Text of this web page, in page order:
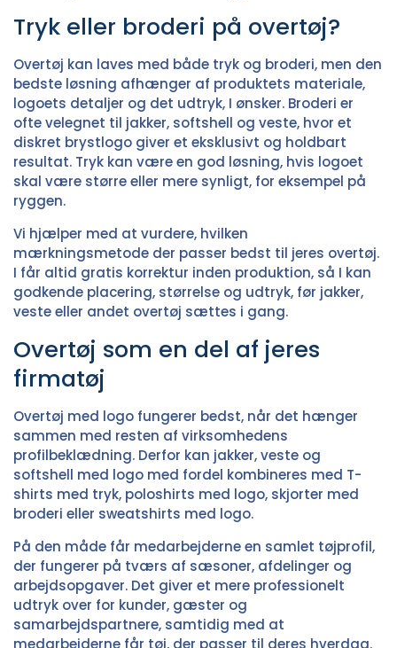
Tryk eller broderi på overtøj?
Overtøj kan laves med både tryk og broderi, men den
bedste løsning afhænger af produktets materiale,
logoets detaljer og det udtryk, I ønsker. Broderi er
ofte velegnet til jakker, softshell og veste, hvor et
diskret brystlogo giver et eksklusivt og holdbart
resultat. Tryk kan være en god løsning, hvis logoet
skal være større eller mere synligt, for eksempel på
ryggen.
Vi hjælper med at vurdere, hvilken
mærkningsmetode der passer bedst til jeres overtøj.
I får altid gratis korrektur inden produktion, så I kan
godkende placering, størrelse og udtryk, før jakker,
veste eller andet overtøj sættes i gang.
Overtøj som en del af jeres
firmatøj
Overtøj med logo fungerer bedst, når det hænger
sammen med resten af virksomhedens
profilbeklædning. Derfor kan jakker, veste og
softshell med logo med fordel kombineres med T-
shirts med tryk, poloshirts med logo, skjorter med
broderi eller sweatshirts med logo.
På den måde får medarbejderne en samlet tøjprofil,
der fungerer på tværs af sæsoner, afdelinger og
arbejdsopgaver. Det giver et mere professionelt
udtryk over for kunder, gæster og
samarbejdspartnere, samtidig med at
medarbejderne får tøj, der passer til deres hverdag.